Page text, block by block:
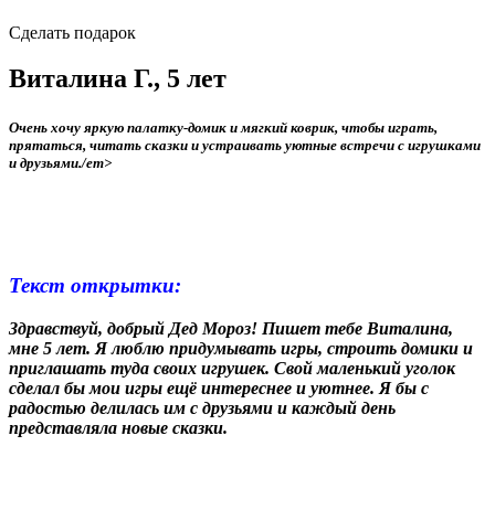
Сделать подарок
Виталина Г., 5 лет
Очень хочу яркую палатку‑домик и мягкий коврик, чтобы играть,
прятаться, читать сказки и устраивать уютные встречи с игрушками
и друзьями./em>
Текст открытки:
Здравствуй, добрый Дед Мороз! Пишет тебе Виталина,
мне 5 лет. Я люблю придумывать игры, строить домики и
приглашать туда своих игрушек. Свой маленький уголок
сделал бы мои игры ещё интереснее и уютнее. Я бы с
радостью делилась им с друзьями и каждый день
представляла новые сказки.